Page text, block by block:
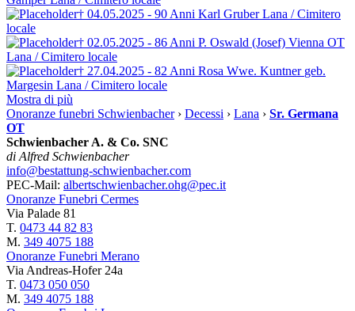
† 04.05.2025 - 90 Anni Karl GruberLana / Cimitero
locale
† 02.05.2025 - 86 Anni P. Oswald (Josef) Vienna OT
Lana / Cimitero locale
† 27.04.2025 - 82 Anni Rosa Wwe. Kuntner geb.
Margesin Lana / Cimitero locale
Mostra di più
Onoranze funebri Schwienbacher› Decessi › Lana › Sr. Germana
OT
Schwienbacher A. & Co. SNC
di Alfred Schwienbacher
info@bestattung-schwienbacher.com
PEC-Mail: albertschwienbacher.ohg@pec.it
Onoranze Funebri Cermes
Via Palade 81
T. 0473 44 82 83
M. 349 4075 188
Onoranze Funebri Merano
Via Andreas-Hofer 24a
T. 0473 050 050
M. 349 4075 188